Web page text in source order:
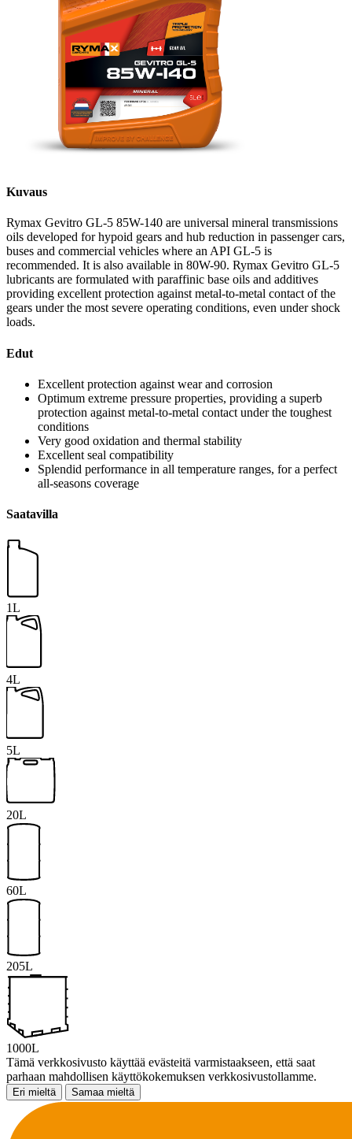
Kuvaus
Rymax Gevitro GL-5 85W-140 are universal mineral transmissions
oils developed for hypoid gears and hub reduction in passenger cars,
buses and commercial vehicles where an API GL-5 is
recommended. It is also available in 80W-90. Rymax Gevitro GL-5
lubricants are formulated with paraffinic base oils and additives
providing excellent protection against metal-to-metal contact of the
gears under the most severe operating conditions, even under shock
loads.
Edut
Excellent protection against wear and corrosion
Optimum extreme pressure properties, providing a superb
protection against metal-to-metal contact under the toughest
conditions
Very good oxidation and thermal stability
Excellent seal compatibility
Splendid performance in all temperature ranges, for a perfect
all-seasons coverage
Saatavilla
1L
4L
5L
20L
60L
205L
1000L
Tämä verkkosivusto käyttää evästeitä varmistaakseen, että saat
parhaan mahdollisen käyttökokemuksen verkkosivustollamme.
Eri mieltä Samaa mieltä